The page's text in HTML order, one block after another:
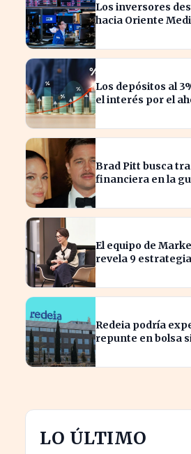
Los inversores
hacia Oriente
Los depósitos al
el interés por el
Brad Pitt busca
financiera en la
El equipo de
revela 9
Redeia podría
repunte en bolsa
LO ÚLTIMO